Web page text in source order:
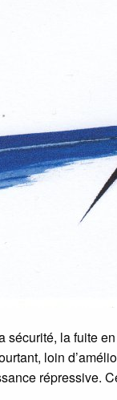
sécurité, la fuite
loin
répressive.